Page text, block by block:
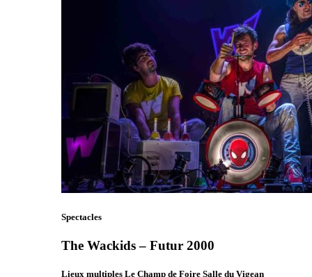
Spectacles
The Wackids – Futur 2000
Lieux multiples Le Champ de Foire Salle du Vigean